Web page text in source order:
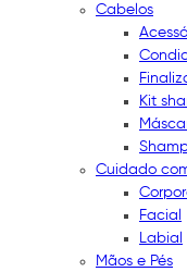
Cabelos
Kit
Cuidado
Facial
Labial
Mãos e Pés